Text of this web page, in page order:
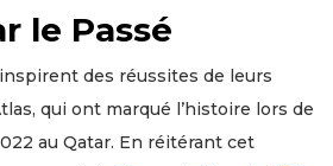
le Passé
des réussites de leurs
qui ont marqué l’histoire lors de
au Qatar. En réitérant cet